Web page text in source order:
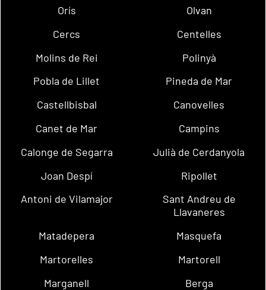
Orís
Olvan
Cercs
Centelles
Molins de Rei
Polinyà
Pobla de Lillet
Pineda de Mar
Castellbisbal
Canovelles
Canet de Mar
Campins
Calonge de Segarra
Julià de Cerdanyola
Joan Despí
Ripollet
Antoni de Vilamajor
Sant Andreu de
Llavaneres
Matadepera
Masquefa
Martorelles
Martorell
Marganell
Berga